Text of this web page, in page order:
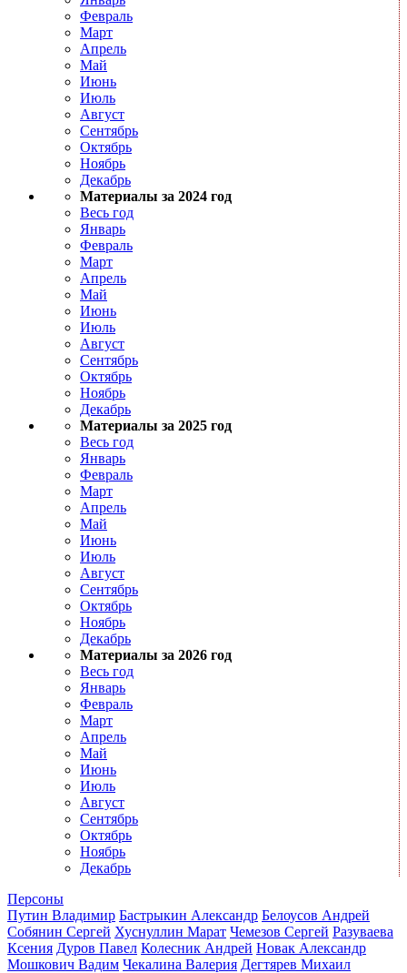
Февраль
Март
Апрель
Май
Июнь
Июль
Август
Сентябрь
Октябрь
Ноябрь
Декабрь
Материалы за 2024 год
Весь год
Январь
Февраль
Март
Апрель
Май
Июнь
Июль
Август
Сентябрь
Октябрь
Ноябрь
Декабрь
Материалы за 2025 год
Весь год
Январь
Февраль
Март
Апрель
Май
Июнь
Июль
Август
Сентябрь
Октябрь
Ноябрь
Декабрь
Материалы за 2026 год
Весь год
Январь
Февраль
Март
Апрель
Май
Июнь
Июль
Август
Сентябрь
Октябрь
Ноябрь
Декабрь
Персоны
Путин Владимир Бастрыкин Александр Белоусов Андрей
Собянин Сергей Хуснуллин Марат Чемезов Сергей Разуваева
Ксения Дуров Павел Колесник Андрей Новак Александр
Мошкович Вадим Чекалина Валерия Дегтярев Михаил